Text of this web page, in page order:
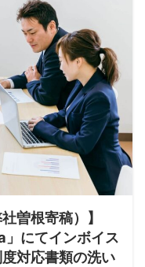
曽根寄稿）】
にてインボイス
対応書類の洗い